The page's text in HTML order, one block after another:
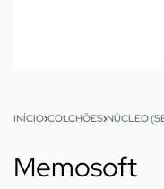
INÍCIO›COLCHÕES›NÚCLEO
Memosoft